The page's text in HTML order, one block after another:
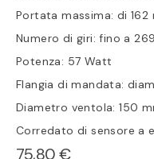
Portata massima: di 162
Numero di giri: fino a
Potenza: 57 Watt
Flangia di mandata:
Diametro ventola: 150
Corredato di sensore a
75,80 €